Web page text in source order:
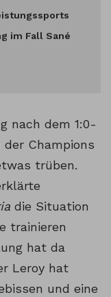
im Fall Sané
nach dem 1:0-
der Champions
trüben.
die Situation
trainieren
hat da
Leroy hat
und eine